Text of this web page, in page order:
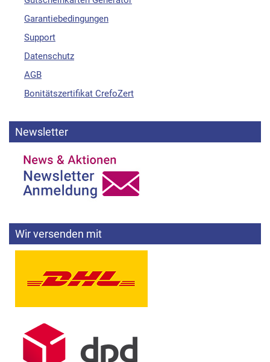
Garantiebedingungen
Support
Datenschutz
AGB
Bonitätszertifikat CrefoZert
Newsletter
Wir versenden mit